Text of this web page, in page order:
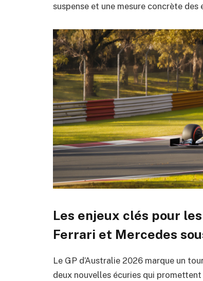
suspense et une mesure concrète
Les enjeux clés pour
Ferrari et Mercedes
Le GP d’Australie 2026 marque un
deux nouvelles écuries qui